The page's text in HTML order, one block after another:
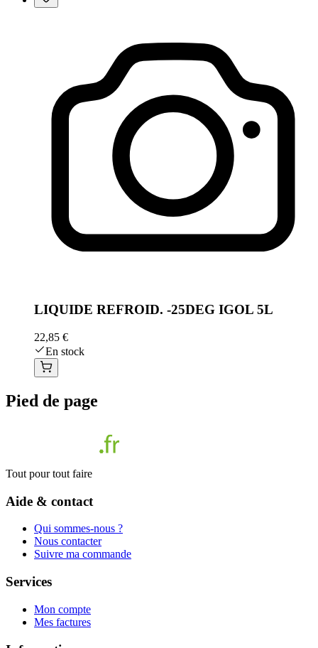
LIQUIDE REFROID. -25DEG IGOL 5L
22,85 €
En stock
Pied de page
Tout pour tout faire
Aide & contact
Qui sommes-nous ?
Nous contacter
Suivre ma commande
Services
Mon compte
Mes factures